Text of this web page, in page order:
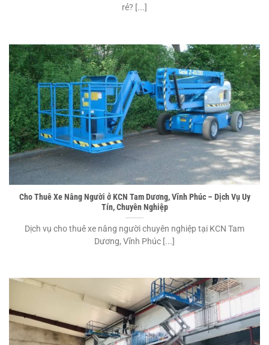
rẻ? [...]
Cho Thuê Xe Nâng Người ở KCN Tam Dương, Vĩnh Phúc – Dịch Vụ Uy
Tín, Chuyên Nghiệp
Dịch vụ cho thuê xe nâng người chuyên nghiệp tại KCN Tam
Dương, Vĩnh Phúc [...]